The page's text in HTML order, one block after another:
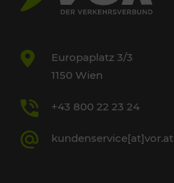
Europaplatz 3/3
1150 Wien
+43 800 22 23 24
kundenservice[at]vor.at